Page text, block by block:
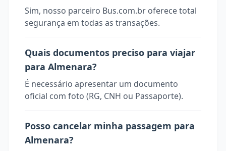
Sim, nosso parceiro Bus.com.br oferece total
segurança em todas as transações.
Quais documentos preciso para viajar
para Almenara?
É necessário apresentar um documento
oficial com foto (RG, CNH ou Passaporte).
Posso cancelar minha passagem para
Almenara?